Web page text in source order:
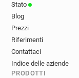
Stato
Blog
Prezzi
Riferimenti
Contattaci
Indice delle aziende
PRODOTTI